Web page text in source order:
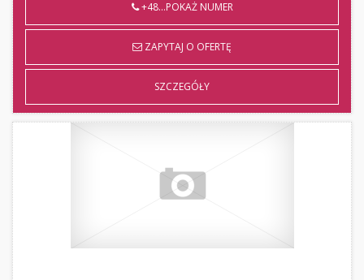
+48...POKAŻ NUMER
ZAPYTAJ O OFERTĘ
SZCZEGÓŁY